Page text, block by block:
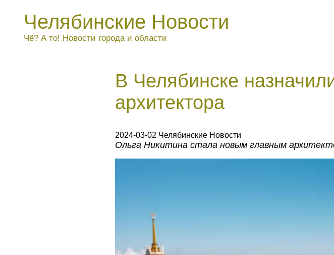
Челябинские Новости
Чё? А то! Новости города и области
В Челябинске
архитектора
2024-03-02 Челябинские Новости
Ольга Никитина стала новым главным